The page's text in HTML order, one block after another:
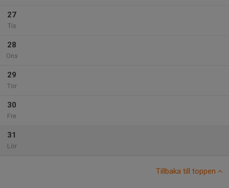
27
Tis
28
Ons
29
Tor
30
Fre
31
Lör
Tillbaka till toppen